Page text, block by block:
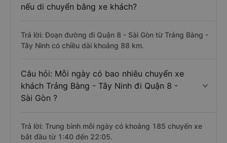
nếu di chuyển bằng xe khách?
Trả lời: Đoạn đường đi Quận 8 - Sài Gòn từ Trảng Bàng -
Tây Ninh có chiều dài khoảng 88 km.
Câu hỏi: Mỗi ngày có bao nhiêu chuyến xe
khách Trảng Bàng - Tây Ninh đi Quận 8 -
Sài Gòn ?
Trả lời: Trung bình mỗi ngày có khoảng 185 chuyến xe
bắt đầu từ 1:40 đến 22:05.